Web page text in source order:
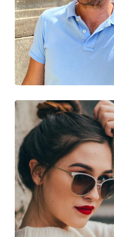
Breedte brug:
Gewicht:
Verstelbare neus-pads:
accessoires
Koker:
Overig
Geslacht:
Categorie:
Merk:
Functie:
Code: